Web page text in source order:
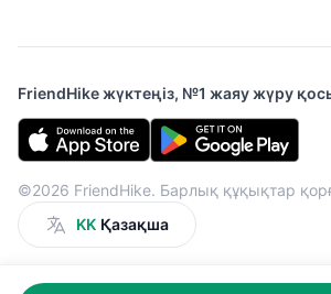
FriendHike жүктеңіз, №1 жаяу жүру
©2026 FriendHike. Барлық құқықтар
KK Қазақша